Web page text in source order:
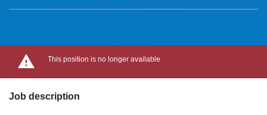
This position is no longer available
Job description